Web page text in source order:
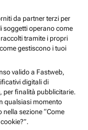
da partner terzi per
soggetti operano come
tramite i propri
gestiscono i tuoi
valido a Fastweb,
digitali di
per finalità pubblicitarie.
qualsiasi momento
sezione “Come